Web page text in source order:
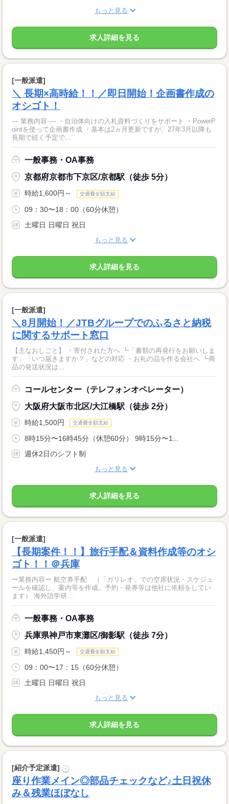
もっと見る
求人詳細を見る
[一般派遣]
＼ 長期×高時給！！／即日開始！企画書作成の
オシゴト！
― 業務内容 ― ・自治体向けの入札資料づくりをサポート ・PowerP
ointを使って企画書作成 ・基本は2ヵ月更新ですが、27年3月以降も
長期で続く予定で...
一般事務・OA事務
京都府京都市下京区/京都駅（徒歩 5分）
時給1,600円～ 交通費全額支給
09：30〜18：00（60分休憩）
土曜日 日曜日 祝日
もっと見る
求人詳細を見る
[一般派遣]
＼8月開始！／JTBグループでのふるさと納税
に関するサポート窓口
【主なおしごと】 ・寄付された方へ ┗「書類の再発行をお願いしま
す」「いつ届きますか？」などの対応 ・お礼の品を作る会社へ ┗商
品の発送状況は...
コールセンター（テレフォンオペレーター）
大阪府大阪市北区/大江橋駅（徒歩 2分）
時給1,500円 交通費全額支給
8時15分〜16時45分（休憩60分） 9時15分〜1...
週休2日のシフト制
もっと見る
求人詳細を見る
[一般派遣]
【長期案件！！】旅行手配＆資料作成等のオシ
ゴト！！＠兵庫
ー業務内容ー 航空券手配 （「ガリレオ」での空席状況・スケジュ
ールを確認し、案内等を作成。予約・発券等は他社に依頼をしてい
ます） 海外語学研...
一般事務・OA事務
兵庫県神戸市東灘区/御影駅（徒歩 7分）
時給1,450円～ 交通費全額支給
09：00〜17：15（60分休憩）
土曜日 日曜日 祝日
もっと見る
求人詳細を見る
[紹介予定派遣] ?
座り作業メイン◎部品チェックなど♪土日祝休
み＆残業ほぼなし